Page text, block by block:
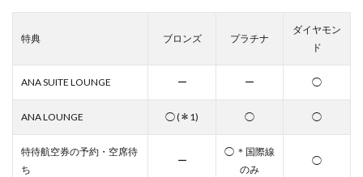
2.1
券
の
優
先
2.2
特典 ブロンズ プラチナ
ダイヤモン
ド
ANA SUITE LOUNGE ー ー ◯
ANA LOUNGE ◯ (＊1) ◯ ◯
特待航空券の予約・空席待
ち
ー
◯ ＊国際線
のみ
◯